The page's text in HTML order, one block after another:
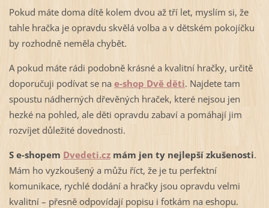
Pokud máte doma dítě kolem dvou až tří let, myslím si, že
tahle hračka je opravdu skvělá volba a v dětském pokojíčku
by rozhodně neměla chybět.
A pokud máte rádi podobně krásné a kvalitní hračky, určitě
doporučuji podívat se na e-shop Dvě děti. Najdete tam
spoustu nádherných dřevěných hraček, které nejsou jen
hezké na pohled, ale děti opravdu zabaví a pomáhají jim
rozvíjet důležité dovednosti.
S e-shopem Dvedeti.czmám jen ty nejlepší zkušenosti.
Mám ho vyzkoušený a můžu říct, že je tu perfektní
komunikace, rychlé dodání a hračky jsou opravdu velmi
kvalitní – přesně odpovídají popisu i fotkám na eshopu.